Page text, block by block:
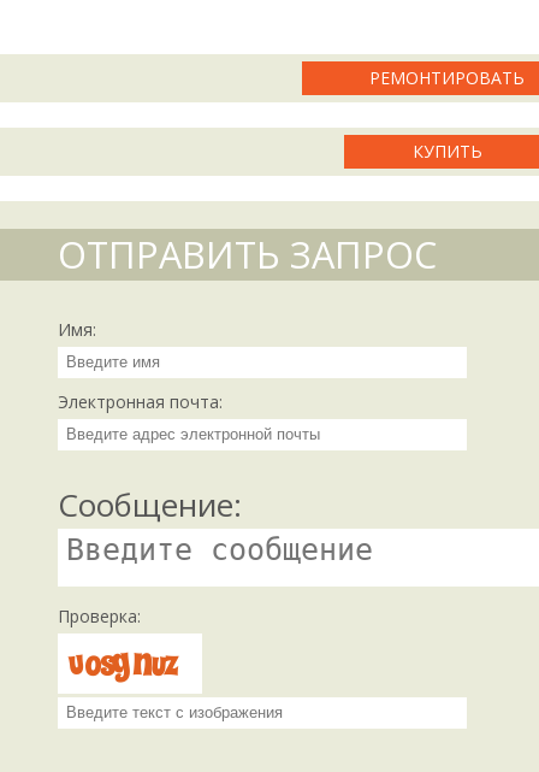
РЕМОНТИРОВАТЬ
КУПИТЬ
ОТПРАВИТЬ ЗАПРОС
Имя:
Электронная почта:
Сообщение:
Проверка: